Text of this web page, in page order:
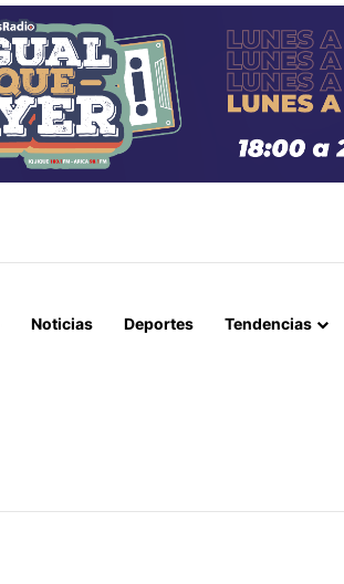
MUERE TRAS FATAL ACCIDENTE
Noticias Deportes Tendencias